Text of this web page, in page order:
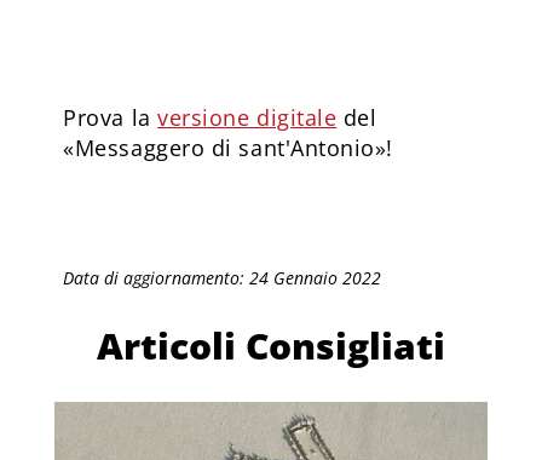
Prova laversione digitale del
«Messaggero di sant'Antonio»!
Data di aggiornamento: 24 Gennaio 2022
Articoli Consigliati